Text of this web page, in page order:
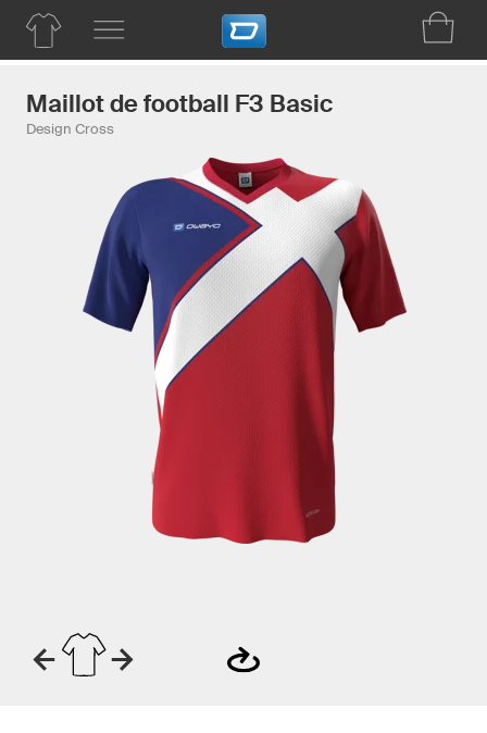
Maillot de football F3 Basic
Design Cross